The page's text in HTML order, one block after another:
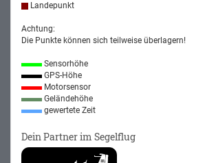
Landepunkt
Achtung:
Die Punkte können sich teilweise überlagern!
Sensorhöhe
GPS-Höhe
Motorsensor
Geländehöhe
gewertete Zeit
Dein Partner im Segelflug